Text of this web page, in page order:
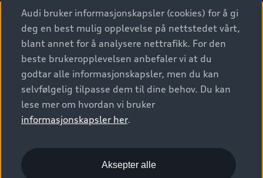
Elbiler
SUV
Stasjonsvogn
Sportback
S/RS
Konseptbiler og prototyper
Biler på lager
Finn forhandler
Bestill prøvekjøring
Kontakt forhandler
Bilgarantier
Behold nybilfølelsen
Audi Originalt tilbehør
Verkstedtjenester
Digitale tjenester
Audi digitale tjenester
Audi connect
Functions on demand
Kom i gang med myAudi
Audi Norge
Kundeservice
Audi Driving Experience
© 2026 AUDI NORGE. All Rights Reserved.
Imprint
Audi bruker informasjonskapsler (cookies) for å gi
deg en best mulig opplevelse på nettstedet vårt,
blant annet for å analysere nettrafikk. For den
beste brukeropplevelsen anbefaler vi at du
godtar alle informasjonskapsler, men du kan
selvfølgelig tilpasse dem til dine behov. Du kan
lese mer om hvordan vi bruker
informasjonskapsler her.
Aksepter alle